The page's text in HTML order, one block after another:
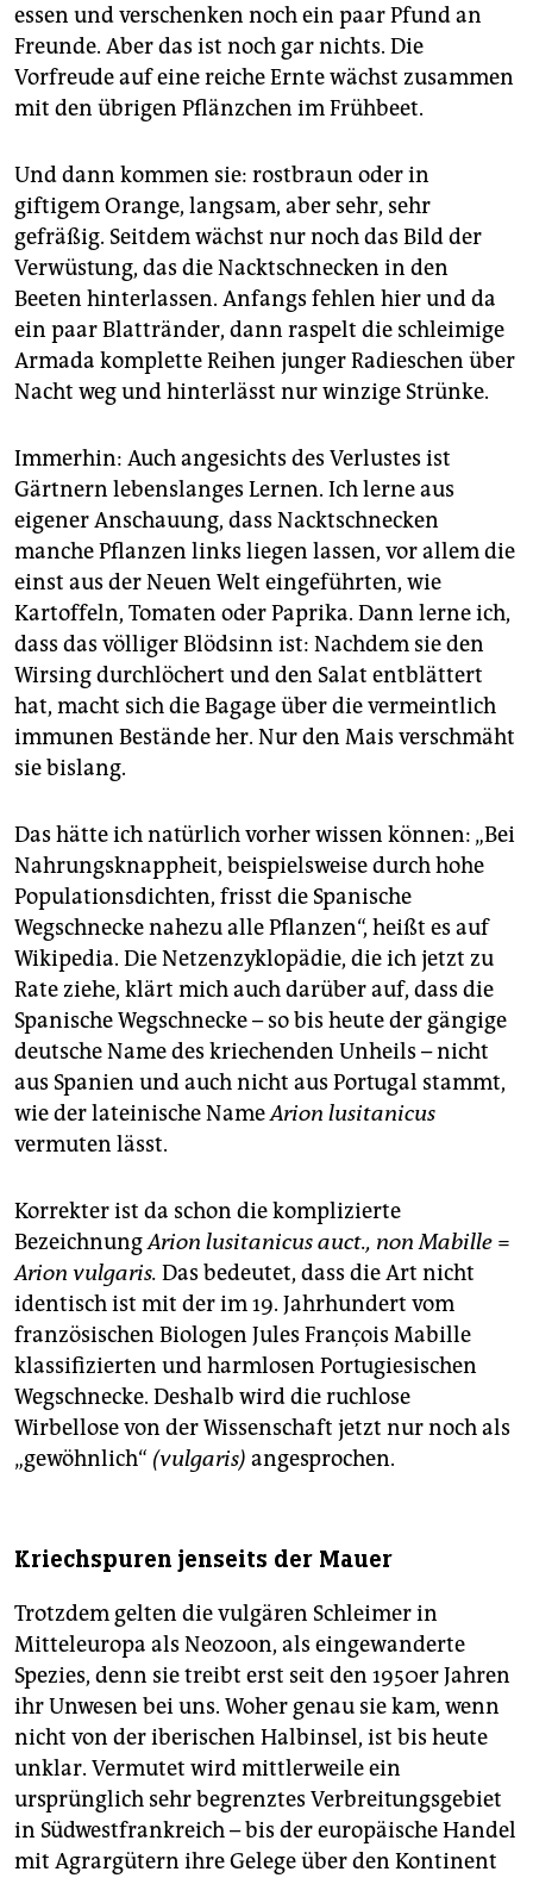
essen und verschenken noch ein paar Pfund an
Freunde. Aber das ist noch gar nichts. Die
Vorfreude auf eine reiche Ernte wächst zusammen
mit den übrigen Pflänzchen im Frühbeet.
Und dann kommen sie: rostbraun oder in
giftigem Orange, langsam, aber sehr, sehr
gefräßig. Seitdem wächst nur noch das Bild der
Verwüstung, das die Nacktschnecken in den
Beeten hinterlassen. Anfangs fehlen hier und da
ein paar Blattränder, dann raspelt die schleimige
Armada komplette Reihen junger Radieschen über
Nacht weg und hinterlässt nur winzige Strünke.
Immerhin: Auch angesichts des Verlustes ist
Gärtnern lebenslanges Lernen. Ich lerne aus
eigener Anschauung, dass Nacktschnecken
manche Pflanzen links liegen lassen, vor allem die
einst aus der Neuen Welt eingeführten, wie
Kartoffeln, Tomaten oder Paprika. Dann lerne ich,
dass das völliger Blödsinn ist: Nachdem sie den
Wirsing durchlöchert und den Salat entblättert
hat, macht sich die Bagage über die vermeintlich
immunen Bestände her. Nur den Mais verschmäht
sie bislang.
Das hätte ich natürlich vorher wissen können: „Bei
Nahrungsknappheit, beispielsweise durch hohe
Populationsdichten, frisst die Spanische
Wegschnecke nahezu alle Pflanzen“, heißt es auf
Wikipedia. Die Netzenzyklopädie, die ich jetzt zu
Rate ziehe, klärt mich auch darüber auf, dass die
Spanische Wegschnecke – so bis heute der gängige
deutsche Name des kriechenden Unheils – nicht
aus Spanien und auch nicht aus Portugal stammt,
wie der lateinische NameArion lusitanicus
vermuten lässt.
Korrekter ist da schon die komplizierte
BezeichnungArion lusitanicus auct., non Mabille =
Arion vulgaris. Das bedeutet, dass die Art nicht
identisch ist mit der im 19. Jahrhundert vom
französischen Biologen Jules François Mabille
klassifizierten und harmlosen Portugiesischen
Wegschnecke. Deshalb wird die ruchlose
Wirbellose von der Wissenschaft jetzt nur noch als
„gewöhnlich“ (vulgaris) angesprochen.
Kriechspuren jenseits der Mauer
Trotzdem gelten die vulgären Schleimer in
Mitteleuropa als Neozoon, als eingewanderte
Spezies, denn sie treibt erst seit den 1950er Jahren
ihr Unwesen bei uns. Woher genau sie kam, wenn
nicht von der iberischen Halbinsel, ist bis heute
unklar. Vermutet wird mittlerweile ein
ursprünglich sehr begrenztes Verbreitungsgebiet
in Südwestfrankreich – bis der europäische Handel
mit Agrargütern ihre Gelege über den Kontinent